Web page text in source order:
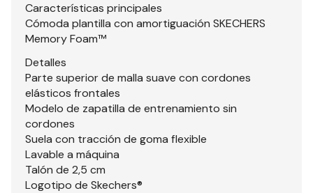
Características principales
Cómoda plantilla con amortiguación SKECHERS
Memory Foam™
Detalles
Parte superior de malla suave con cordones
elásticos frontales
Modelo de zapatilla de entrenamiento sin
cordones
Suela con tracción de goma flexible
Lavable a máquina
Talón de 2,5 cm
Logotipo de Skechers®